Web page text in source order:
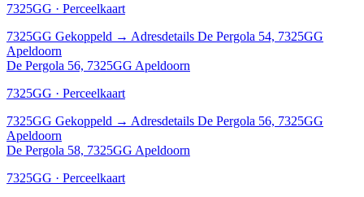
7325GG · Perceelkaart
7325GG Gekoppeld → Adresdetails De Pergola 54, 7325GG
Apeldoorn
De Pergola 56, 7325GG Apeldoorn
7325GG · Perceelkaart
7325GG Gekoppeld → Adresdetails De Pergola 56, 7325GG
Apeldoorn
De Pergola 58, 7325GG Apeldoorn
7325GG · Perceelkaart